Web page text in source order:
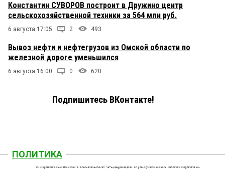
Константин СУВОРОВ построит в Дружино центр
сельскохозяйственной техники за 564 млн руб.
6 августа 17:05 2 493
Вывоз нефти и нефтегрузов из Омской области по
железной дороге уменьшился
6 августа 16:00 0 620
Подпишитесь ВКонтакте!
ПОЛИТИКА